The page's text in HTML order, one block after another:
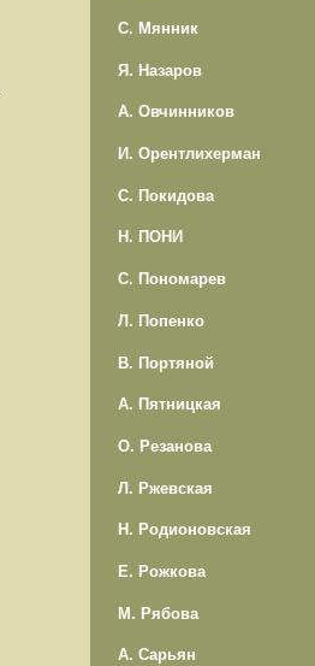
С. Мянник
Я. Назаров
А. Овчинников
И. Орентлихерман
С. Покидова
Н. ПОНИ
С. Пономарев
Л. Попенко
В. Портяной
А. Пятницкая
О. Резанова
Л. Ржевская
Н. Родионовская
Е. Рожкова
М. Рябова
А. Сарьян